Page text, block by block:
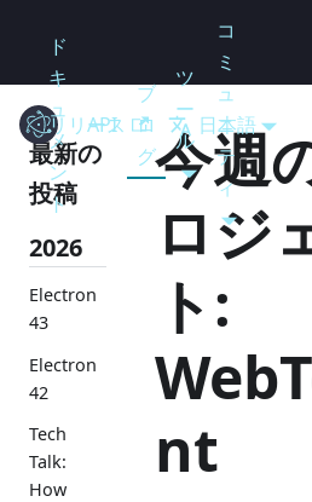
Electron
ド
キ
ュ
メ
ン
ト
API
ブ
ロ
グ
ツ
ー
ル
コ
ミ
ュ
ニ
テ
ィ
リリース 日本語
最新の
投稿
2026
Electron
43
Electron
42
Tech
Talk:
How
今週
ロジ
ト:
nt